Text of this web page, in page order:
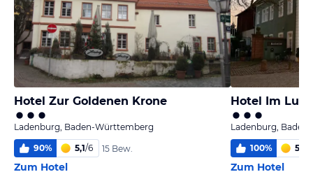
Hotel Zur Goldenen Krone
Ladenburg, Baden-Württemberg
90% 5,1/6 15 Bew.
Zum Hotel
Hotel Im
Ladenburg,
100% 5,0
Zum Hotel